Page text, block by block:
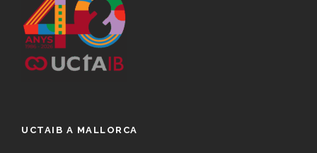
UCTAIB A MALLORCA